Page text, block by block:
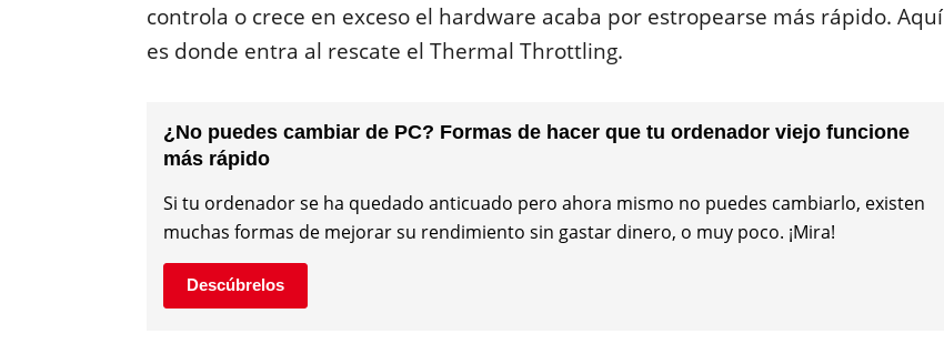
controla o crece en exceso el hardware acaba por estropearse más rápido. Aquí
es donde entra al rescate el Thermal Throttling.
¿No puedes cambiar de PC? Formas de hacer que tu ordenador viejo funcione
más rápido
Si tu ordenador se ha quedado anticuado pero ahora mismo no puedes cambiarlo, existen
muchas formas de mejorar su rendimiento sin gastar dinero, o muy poco. ¡Mira!
Descúbrelos